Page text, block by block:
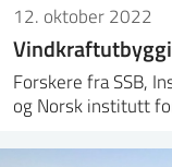
12. oktober 2022
Forskere fra SSB,
og Norsk institutt